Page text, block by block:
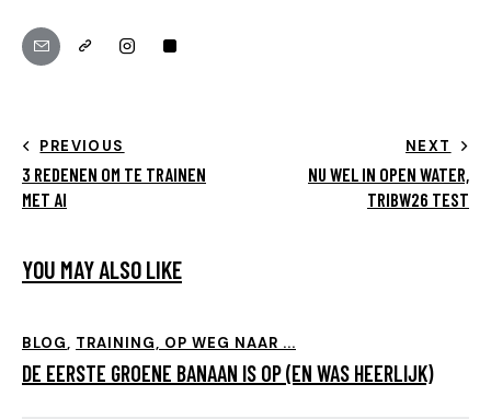
PREVIOUS
3 REDENEN OM TE TRAINEN
MET AI
NEXT
NU WEL IN OPEN WATER,
TRIBW26 TEST
YOU MAY ALSO LIKE
BLOG, TRAINING, OP WEG NAAR ...
DE EERSTE GROENE BANAAN IS OP (EN WAS HEERLIJK)